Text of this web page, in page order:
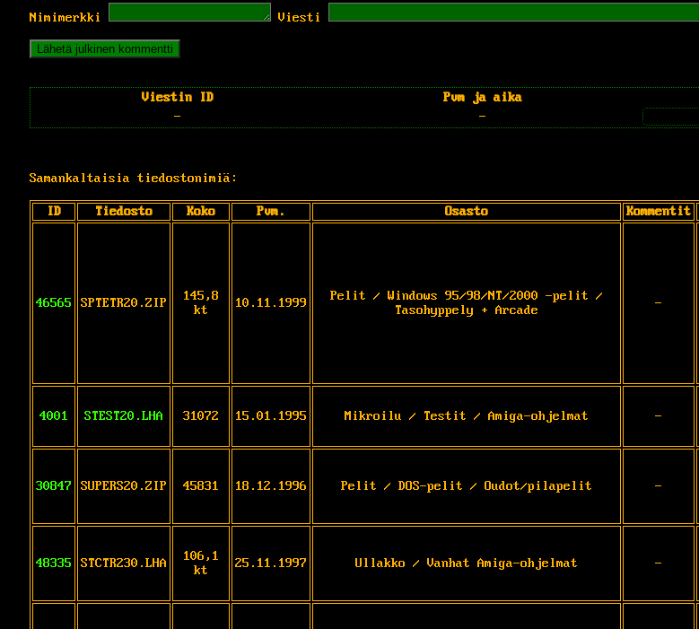
Nimimerkki Viesti
Viestin ID Pvm ja aika
-
-
Samankaltaisia tiedostonimiä:
ID Tiedosto Koko Pvm. Osasto Kommentit
46565 SPTETR20.ZIP
145,8
kt
10.11.1999
Pelit / Windows 95/98/NT/2000 -pelit /
Tasohyppely + Arcade
-
4001 STEST20.LHA 31072 15.01.1995 Mikroilu / Testit / Amiga-ohjelmat -
30847 SUPERS20.ZIP 45831 18.12.1996 Pelit / DOS-pelit / Oudot/pilapelit -
48335 STCTR230.LHA
106,1
kt
25.11.1997 Ullakko / Vanhat Amiga-ohjelmat -